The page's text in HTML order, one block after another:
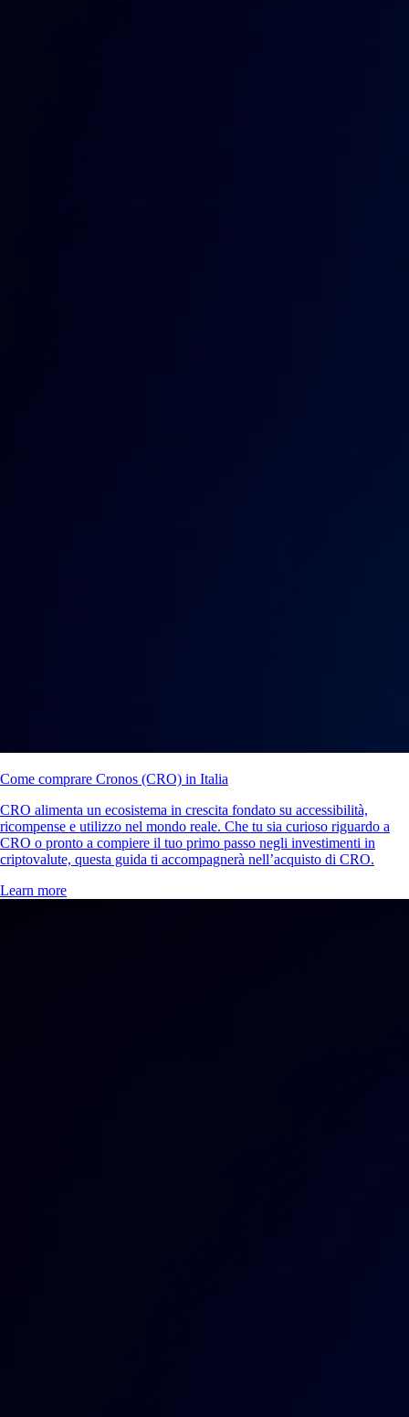
Come comprare Cronos (CRO) in Italia
CRO alimenta un ecosistema in crescita fondato su accessibilità,
ricompense e utilizzo nel mondo reale. Che tu sia curioso riguardo a
CRO o pronto a compiere il tuo primo passo negli investimenti in
criptovalute, questa guida ti accompagnerà nell’acquisto di CRO.
Learn more